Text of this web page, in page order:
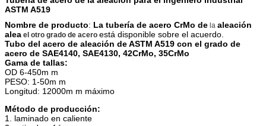
ASTM A519
Nombre de producto: La tubería de acero CrMo de la aleación
alea el otro grado de acero está disponible sobre el acuerdo.
Tubo del acero de aleación de ASTM A519 con el grado de
acero de SAE4140, SAE4130, 42CrMo, 35CrMo
Gama de tallas:
OD 6-450m m
PESO: 1-50m m
Longitud: 12000m m máximo
Método de producción:
1. laminado en caliente